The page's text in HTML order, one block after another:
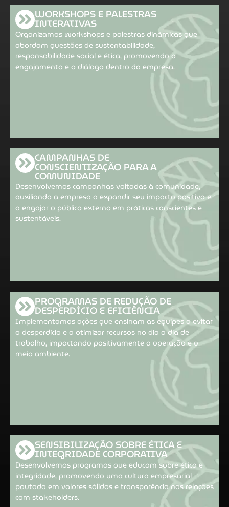
WORKSHOPS E PALESTRAS
INTERATIVAS
Organizamos workshops e palestras dinâmicas que
abordam questões de sustentabilidade,
responsabilidade social e ética, promovendo o
engajamento e o diálogo dentro da empresa.
CAMPANHAS DE
CONSCIENTIZAÇÃO PARA A
COMUNIDADE
Desenvolvemos campanhas voltadas à comunidade,
auxiliando a empresa a expandir seu impacto positivo e
a engajar o público externo em práticas conscientes e
sustentáveis.
PROGRAMAS DE REDUÇÃO DE
DESPERDÍCIO E EFICIÊNCIA
Implementamos ações que ensinam as equipes a evitar
o desperdício e a otimizar recursos no dia a dia de
trabalho, impactando positivamente a operação e o
meio ambiente.
SENSIBILIZAÇÃO SOBRE ÉTICA E
INTEGRIDADE CORPORATIVA
Desenvolvemos programas que educam sobre ética e
integridade, promovendo uma cultura empresarial
pautada em valores sólidos e transparência nas relações
com stakeholders.